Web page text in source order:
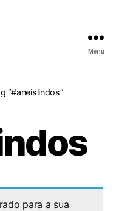
Menu
“#aneislindos”
para a sua